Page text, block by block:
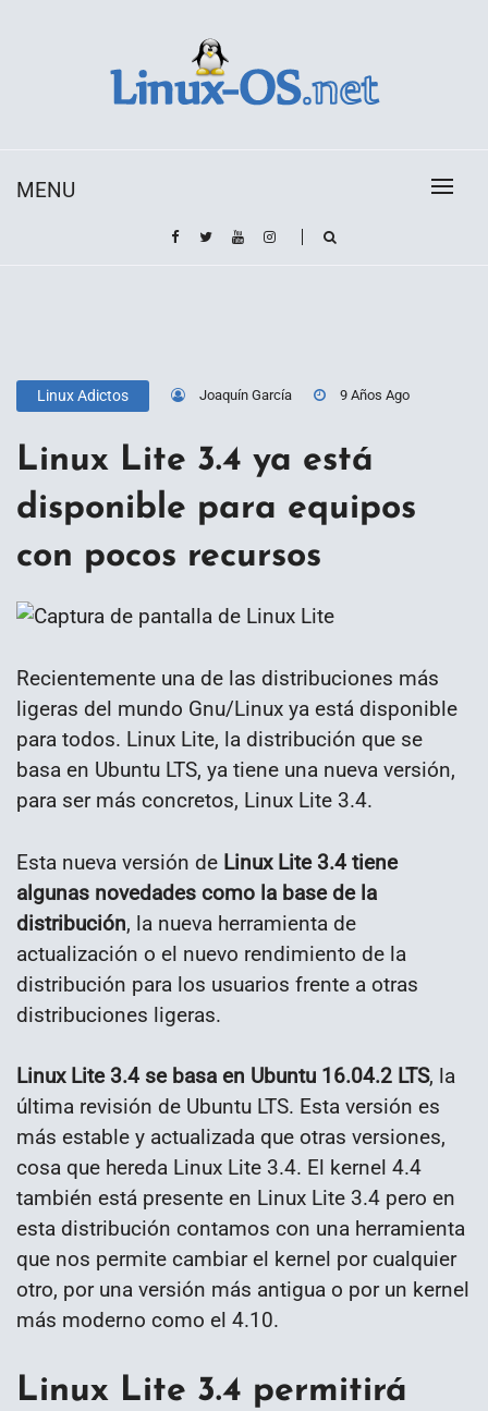
MENU
Linux Adictos Joaquín García 9 Años Ago
Linux Lite 3.4 ya está
disponible para equipos
con pocos recursos
Recientemente una de las distribuciones más
ligeras del mundo Gnu/Linux ya está disponible
para todos. Linux Lite, la distribución que se
basa en Ubuntu LTS, ya tiene una nueva versión,
para ser más concretos, Linux Lite 3.4.
Esta nueva versión de Linux Lite 3.4 tiene
algunas novedades como la base de la
distribución, la nueva herramienta de
actualización o el nuevo rendimiento de la
distribución para los usuarios frente a otras
distribuciones ligeras.
Linux Lite 3.4 se basa en Ubuntu 16.04.2 LTS, la
última revisión de Ubuntu LTS. Esta versión es
más estable y actualizada que otras versiones,
cosa que hereda Linux Lite 3.4. El kernel 4.4
también está presente en Linux Lite 3.4 pero en
esta distribución contamos con una herramienta
que nos permite cambiar el kernel por cualquier
otro, por una versión más antigua o por un kernel
más moderno como el 4.10.
Linux Lite 3.4 permitirá